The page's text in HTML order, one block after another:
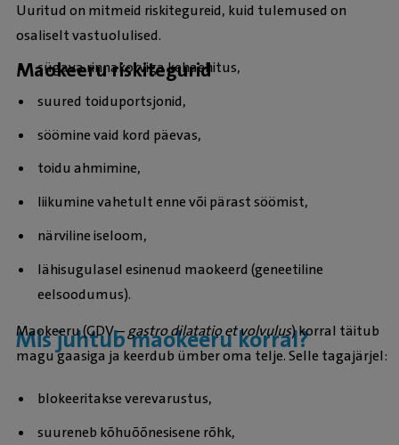
Uuritud on mitmeid riskitegureid, kuid tulemused on
osaliselt vastuolulised.
Maokeeru riskitegurid
sügava rinnakorviga kehaehitus,
suured toiduportsjonid,
söömine vaid kord päevas,
toidu ahmimine,
liikumine vahetult enne või pärast söömist,
närviline iseloom,
lähisugulasel esinenud maokeerd (geneetiline
eelsoodumus).
Mis juhtub maokeeru korral?
Maokeeru (GDV –gastro dilatatio et volvulus) korral täitub
magu gaasiga ja keerdub ümber oma telje. Selle tagajärjel:
blokeeritakse verevarustus,
suureneb kõhuõõnesisene rõhk,